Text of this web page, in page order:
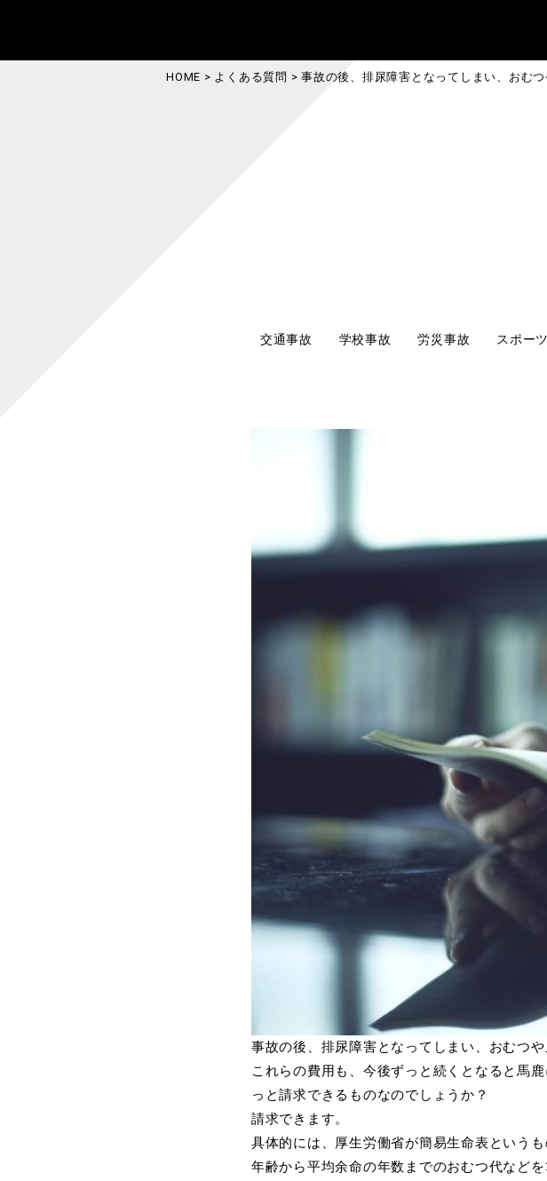
HOME > よくある質問 > 事故の後、排尿障害となってしまい、おむつや尿取りパッドを使用しなければならな
交通事故 学校事故 労災事故 スポー
事故の後、排尿障害となってしまい、おむつ
これらの費用も、今後ずっと続くとなると馬
っと請求できるものなのでしょうか？
請求できます。
具体的には、厚生労働省が簡易生命表という
年齢から平均余命の年数までのおむつ代など